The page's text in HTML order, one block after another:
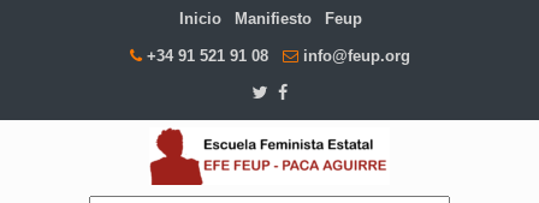
Inicio Manifiesto Feup
+34 91 521 91 08 info@feup.org